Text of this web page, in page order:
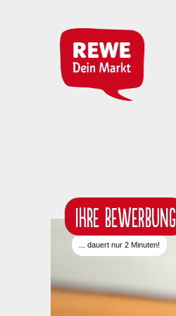
IHRE BEWERBUNG
... dauert nur 2 Minuten!